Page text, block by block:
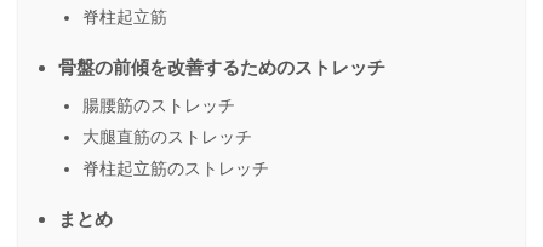
脊柱起立筋
骨盤の前傾を改善するためのストレッチ
腸腰筋のストレッチ
大腿直筋のストレッチ
脊柱起立筋のストレッチ
まとめ